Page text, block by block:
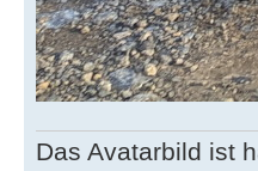
Das Avatarbild ist